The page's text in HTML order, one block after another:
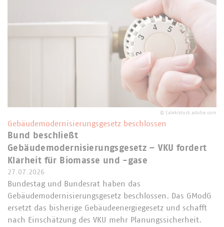
© Calek/stock.adobe.com
Gebäudemodernisierungsgesetz beschlossen
Bund beschließt
Gebäudemodernisierungsgesetz – VKU fordert
Klarheit für Biomasse und -gase
27.07.2026
Bundestag und Bundesrat haben das
Gebäudemodernisierungsgesetz beschlossen. Das GModG
ersetzt das bisherige Gebäudeenergiegesetz und schafft
nach Einschätzung des VKU mehr Planungssicherheit.